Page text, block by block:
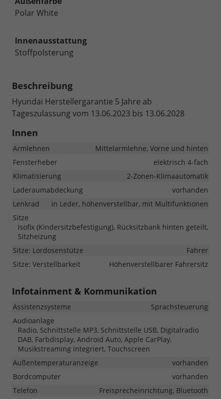
Polar White
Innenausstattung
Stoffpolsterung
Beschreibung
Hyundai Herstellergarantie 5 Jahre ab
Tageszulassung vom 13.06.2023 bis 13.06.2028
Innen
Armlehnen
Mittelarmlehne, Vorne und hinten
Fensterheber
elektrisch 4-fach
Klimatisierung
2-Zonen-Klimaautomatik
Laderaumabdeckung
vorhanden
Lenkrad
in Leder, höhenverstellbar, mit Multifunktionen
Sitze
Isofix (Kindersitzbefestigung), Rücksitzbank hinten geteilt,
Sitzheizung
Sitze: Lordosenstütze
Fahrer
Sitze: Verstellbarkeit
Höhenverstellbarer Fahrersitz
Infotainment & Kommunikation
Assistenzsysteme
Sprachsteuerung
Audioanlage
Radio, Schnittstelle MP3, Schnittstelle USB, Digitalradio
DAB, Farbdisplay, Android Auto, Apple CarPlay,
Musikstreaming integriert, Touchscreen
Außentemperaturanzeige
vorhanden
Bordcomputer
vorhanden
Telefon
Freisprecheinrichtung, Bluetooth